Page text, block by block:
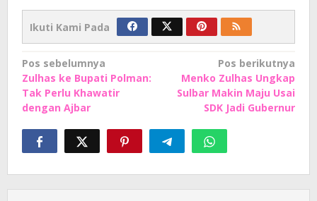
Ikuti Kami Pada
Navigasi
pos
Pos sebelumnya
Zulhas ke Bupati Polman:
Tak Perlu Khawatir
dengan Ajbar
Pos berikutnya
Menko Zulhas Ungkap
Sulbar Makin Maju Usai
SDK Jadi Gubernur